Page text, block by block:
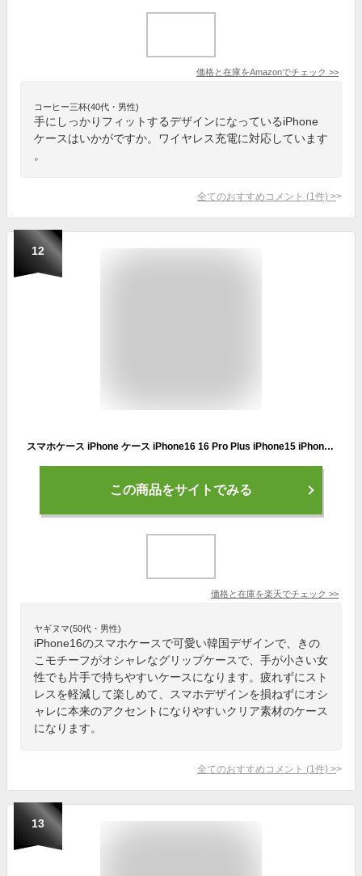
価格と在庫をAmazonでチェック >>
コーヒー三杯(40代・男性)
手にしっかりフィットするデザインになっているiPhone
ケースはいかがですか。ワイヤレス充電に対応しています
。
全てのおすすめコメント (1 件) >
12
スマホケース iPhone ケース iPhone16 16 Pro Plus iPhone15 iPhone14 14 Pro 14 mini ケース 13 Pro iPhoneSE3 2 グリップケース 韓国 きのこ かわいい 可愛い
この商品をサイトでみる
価格と在庫を楽天でチェック >>
ヤギヌマ(50代・男性)
iPhone16のスマホケースで可愛い韓国デザインで、きの
こモチーフがオシャレなグリップケースで、手が小さい女
性でも片手で持ちやすいケースになります。疲れずにスト
レスを軽減して楽しめて、スマホデザインを損ねずにオシ
ャレに本来のアクセントになりやすいクリア素材のケース
になります。
全てのおすすめコメント (1 件) >
13